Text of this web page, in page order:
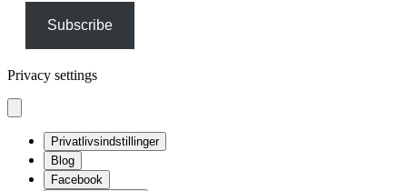
Subscribe
Privacy settings
Privatlivsindstillinger
Blog
Facebook